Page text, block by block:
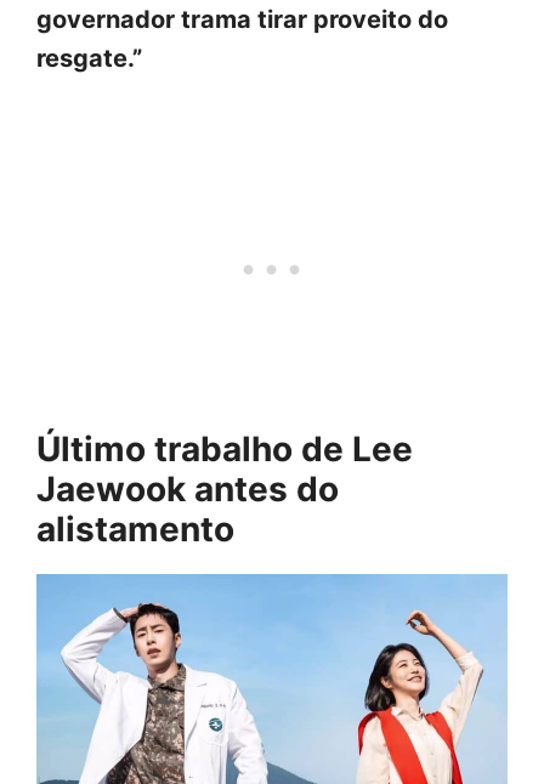
governador trama tirar proveito do
resgate.”
Último trabalho de Lee
Jaewook antes do
alistamento